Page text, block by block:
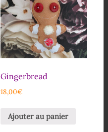
Gingerbread
18,00€
Ajouter au panier